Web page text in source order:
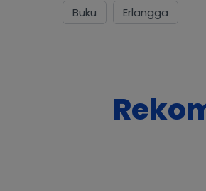
Buku
Erlangga